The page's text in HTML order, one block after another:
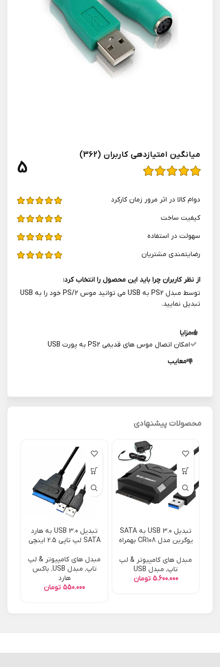
میانگین امتیازدهی کاربران (362)
5
دوام کالا در اثر مرور زمان کارکرد
کیفیت ساخت
سهولت در استفاده
رضایتمندی مشتریان
از نظر کاربران چرا باید این محصول را انتخاب کرد:
توسط مبدل PS2 به USB می توانید موس PS/2 خود را به USB
تبدیل نمایید.
مزایا
امکان اتصال موس های قدیمی PS2 به پورت USB
معایب
محصولات پیشنهادی
تبدیل USB 3.0 به SATA
یوگرین مدل CR108 بهمراه
مبدل های کامپیوتر & لپ
تاپ, مبدل USB
تومان
تبدیل USB 3.0 به هارد
SATA لپ تاپی 2.5 اینچی
مبدل های کامپیوتر & لپ
تاپ, مبدل USB , باکس
هارد
تومان